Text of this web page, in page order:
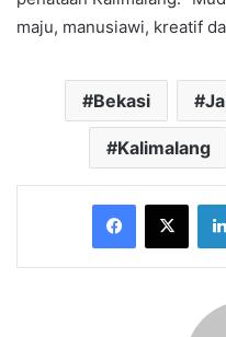
maju, manusiawi, kreatif
Bekasi
Kalimalang
Facebook
X